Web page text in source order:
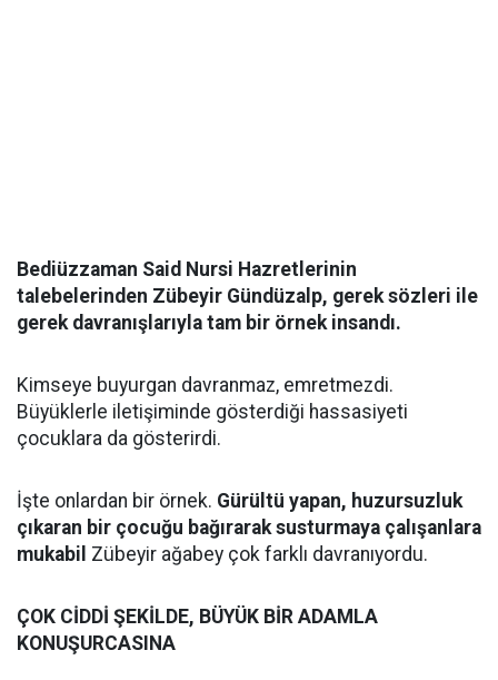
Bediüzzaman Said Nursi Hazretlerinin
talebelerinden Zübeyir Gündüzalp, gerek sözleri ile
gerek davranışlarıyla tam bir örnek insandı.
Kimseye buyurgan davranmaz, emretmezdi.
Büyüklerle iletişiminde gösterdiği hassasiyeti
çocuklara da gösterirdi.
İşte onlardan bir örnek. Gürültü yapan, huzursuzluk
çıkaran bir çocuğu bağırarak susturmaya çalışanlara
mukabil Zübeyir ağabey çok farklı davranıyordu.
ÇOK CİDDİ ŞEKİLDE, BÜYÜK BİR ADAMLA
KONUŞURCASINA